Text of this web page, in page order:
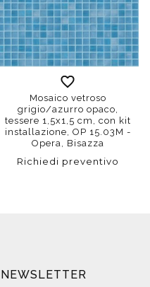
Mosaico vetroso
grigio/azurro opaco,
tessere 1,5x1,5 cm, con kit
installazione, OP 15.03M -
Opera, Bisazza
Richiedi preventivo